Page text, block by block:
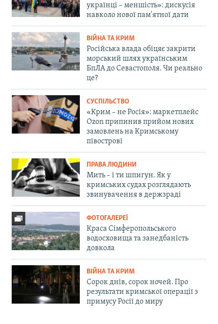
українці – меншість»: дискусія
навколо нової пам'ятної дати
ВІЙНА ТА КРИМ
Російська влада обіцяє закрити
морський шлях українським
БпЛА до Севастополя. Чи реально
це?
СУСПІЛЬСТВО
«Крим – не Росія»: маркетплейс
Ozon припинив прийом нових
замовлень на Кримському
півострові
ПРАВА ЛЮДИНИ
Мить – і ти шпигун. Як у
кримських судах розглядають
звинувачення в держзраді
ФОТОГАЛЕРЕЇ
Краса Сімферопольського
водосховища та занедбаність
довкола
ВІЙНА ТА КРИМ
Сорок днів, сорок ночей. Про
результати кримської операції з
примусу Росії до миру